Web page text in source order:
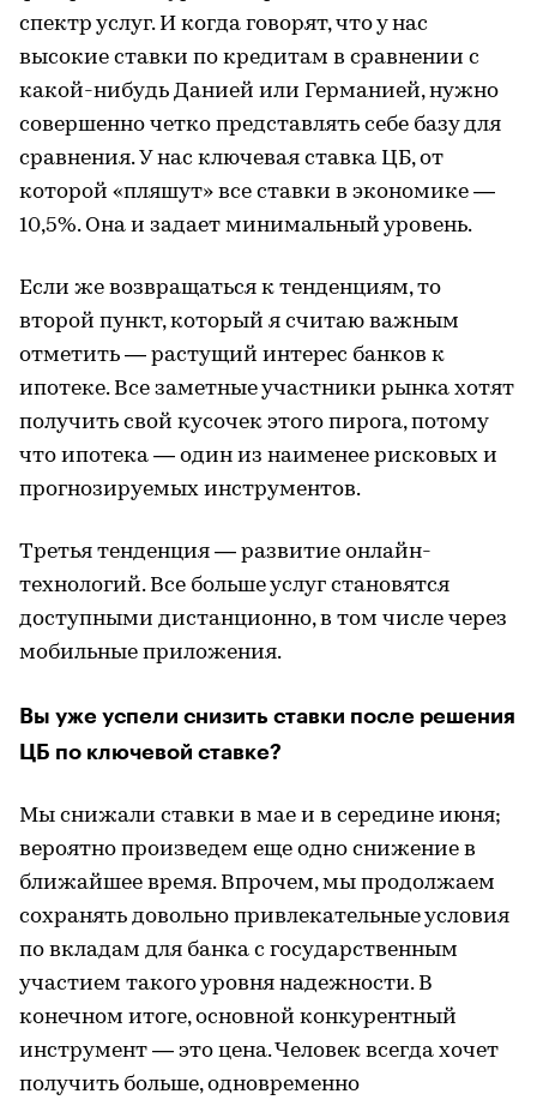
спектр услуг. И когда говорят, что у нас
высокие ставки по кредитам в сравнении с
какой-нибудь Данией или Германией, нужно
совершенно четко представлять себе базу для
сравнения. У нас ключевая ставка ЦБ, от
которой «пляшут» все ставки в экономике —
10,5%. Она и задает минимальный уровень.
Если же возвращаться к тенденциям, то
второй пункт, который я считаю важным
отметить — растущий интерес банков к
ипотеке. Все заметные участники рынка хотят
получить свой кусочек этого пирога, потому
что ипотека — один из наименее рисковых и
прогнозируемых инструментов.
Третья тенденция — развитие онлайн-
технологий. Все больше услуг становятся
доступными дистанционно, в том числе через
мобильные приложения.
Вы уже успели снизить ставки после решения
ЦБ по ключевой ставке?
Мы снижали ставки в мае и в середине июня;
вероятно произведем еще одно снижение в
ближайшее время. Впрочем, мы продолжаем
сохранять довольно привлекательные условия
по вкладам для банка с государственным
участием такого уровня надежности. В
конечном итоге, основной конкурентный
инструмент — это цена. Человек всегда хочет
получить больше, одновременно